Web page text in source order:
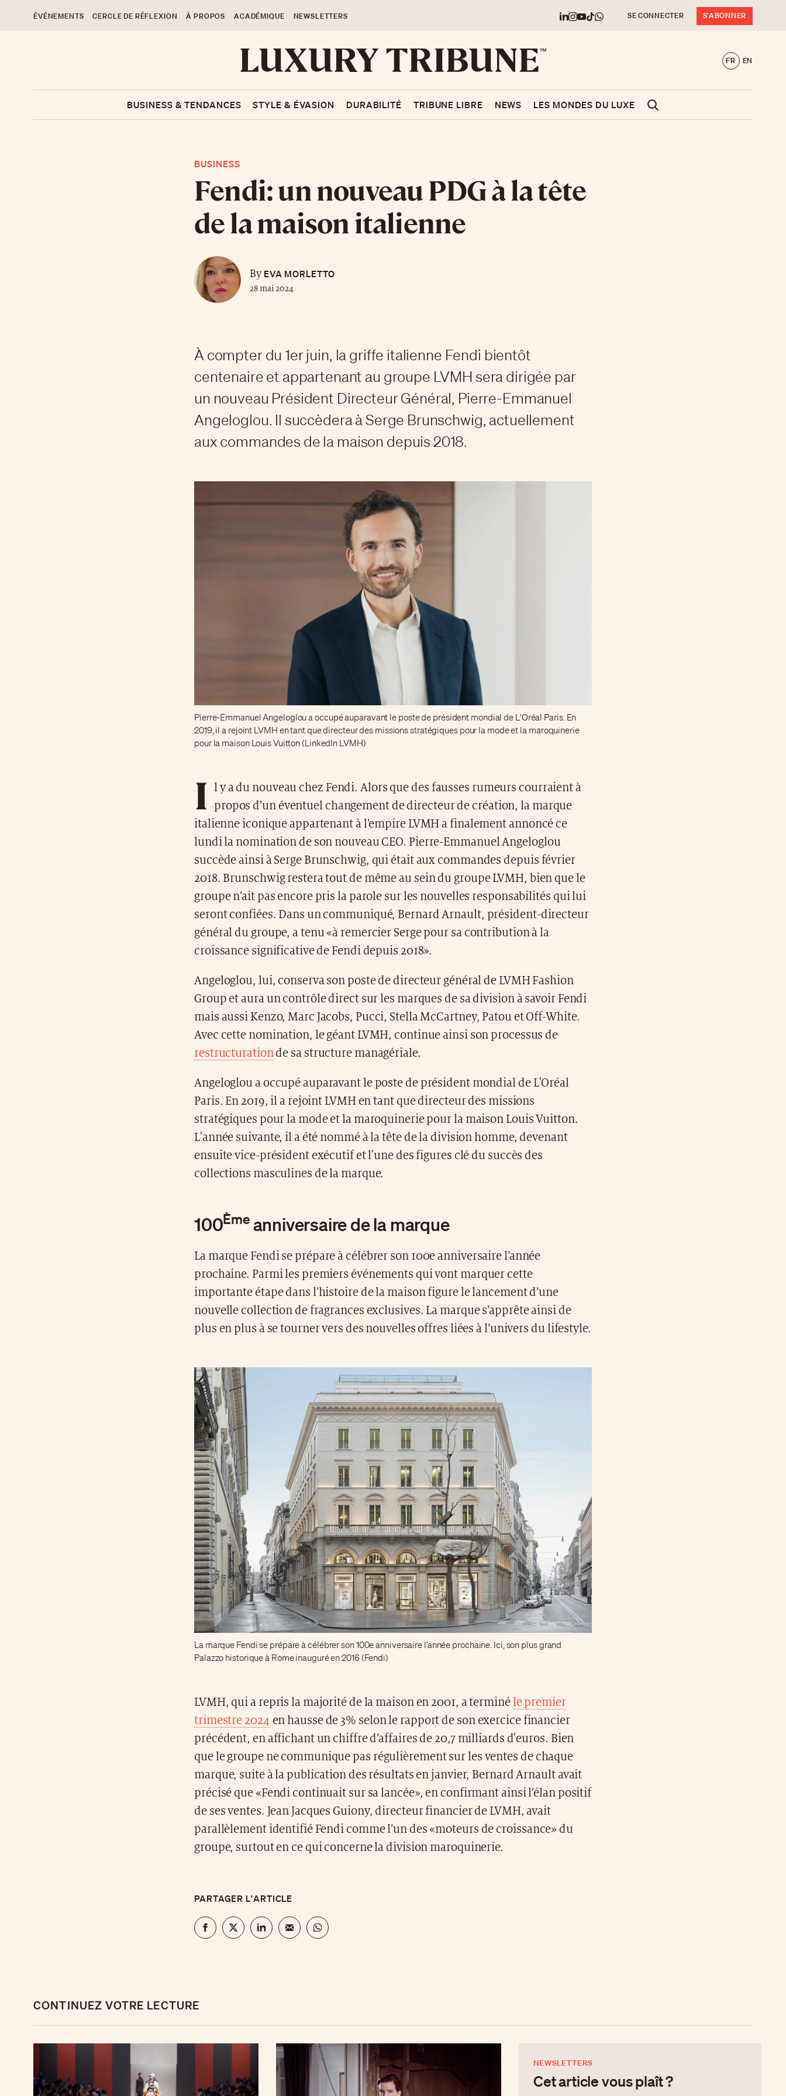
ÉVÉNEMENTS CERCLE DE RÉFLEXION À PROPOS ACADÉMIQUE NEWSLETTERS SE CONNECTER S'ABONNER
FR EN
BUSINESS & TENDANCES STYLE & ÉVASION DURABILITÉ TRIBUNE LIBRE NEWS LES MONDES DU LUXE
BUSINESS
Fendi: un nouveau PDG à la tête
de la maison italienne
ByEVA MORLETTO
28 mai 2024
À compter du 1er juin, la griffe italienne Fendi bientôt
centenaire et appartenant au groupe LVMH sera dirigée par
un nouveau Président Directeur Général, Pierre-Emmanuel
Angeloglou. Il succèdera à Serge Brunschwig, actuellement
aux commandes de la maison depuis 2018.
Pierre-Emmanuel Angeloglou a occupé auparavant le poste de président mondial de L'Oréal Paris. En
2019, il a rejoint LVMH en tant que directeur des missions stratégiques pour la mode et la maroquinerie
pour la maison Louis Vuitton (LinkedIn LVMH)
I l y a du nouveau chez Fendi. Alors que des fausses rumeurs courraient à
propos d’un éventuel changement de directeur de création, la marque
italienne iconique appartenant à l’empire LVMH a finalement annoncé ce
lundi la nomination de son nouveau CEO. Pierre-Emmanuel Angeloglou
succède ainsi à Serge Brunschwig, qui était aux commandes depuis février
2018. Brunschwig restera tout de même au sein du groupe LVMH, bien que le
groupe n’ait pas encore pris la parole sur les nouvelles responsabilités qui lui
seront confiées. Dans un communiqué, Bernard Arnault, président-directeur
général du groupe, a tenu «à remercier Serge pour sa contribution à la
croissance significative de Fendi depuis 2018».
Angeloglou, lui, conserva son poste de directeur général de LVMH Fashion
Group et aura un contrôle direct sur les marques de sa division à savoir Fendi
mais aussi Kenzo, Marc Jacobs, Pucci, Stella McCartney, Patou et Off-White.
Avec cette nomination, le géant LVMH, continue ainsi son processus de
restructurationde sa structure managériale.
Angeloglou a occupé auparavant le poste de président mondial de L'Oréal
Paris. En 2019, il a rejoint LVMH en tant que directeur des missions
stratégiques pour la mode et la maroquinerie pour la maison Louis Vuitton.
L'année suivante, il a été nommé à la tête de la division homme, devenant
ensuite vice-président exécutif et l'une des figures clé du succès des
collections masculines de la marque.
100Èmeanniversaire de la marque
La marque Fendi se prépare à célébrer son 100e anniversaire l’année
prochaine. Parmi les premiers événements qui vont marquer cette
importante étape dans l’histoire de la maison figure le lancement d’une
nouvelle collection de fragrances exclusives. La marque s’apprête ainsi de
plus en plus à se tourner vers des nouvelles offres liées à l’univers du lifestyle.
La marque Fendi se prépare à célébrer son 100e anniversaire l’année prochaine. Ici, son plus grand
Palazzo historique à Rome inauguré en 2016 (Fendi)
LVMH, qui a repris la majorité de la maison en 2001, a terminé le premier
trimestre 2024 en hausse de 3% selon le rapport de son exercice financier
précédent, en affichant un chiffre d’affaires de 20,7 milliards d'euros. Bien
que le groupe ne communique pas régulièrement sur les ventes de chaque
marque, suite à la publication des résultats en janvier, Bernard Arnault avait
précisé que «Fendi continuait sur sa lancée», en confirmant ainsi l’élan positif
de ses ventes. Jean Jacques Guiony, directeur financier de LVMH, avait
parallèlement identifié Fendi comme l’un des «moteurs de croissance» du
groupe, surtout en ce qui concerne la division maroquinerie.
PARTAGER L'ARTICLE
CONTINUEZ VOTRE LECTURE
NEWSLETTERS
Cet article vous plaît ?